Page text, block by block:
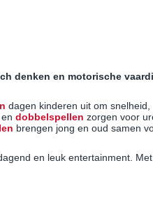
denken en motorische
dagen kinderen uit om snelheid,
en dobbelspellen zorgen voor
brengen jong en oud samen
en leuk entertainment.